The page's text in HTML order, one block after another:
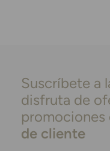
Suscríbete a
disfruta de
promociones
de cliente